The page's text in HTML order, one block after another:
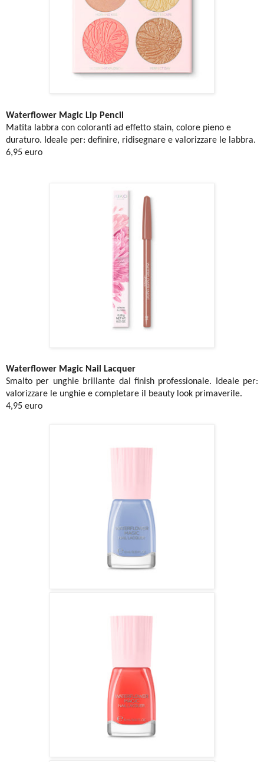
Waterflower Magic Lip Pencil
Matita labbra con coloranti ad effetto stain, colore pieno e
duraturo. Ideale per: definire, ridisegnare e valorizzare le labbra.
6,95 euro
Waterflower Magic Nail Lacquer
Smalto per unghie brillante dal finish professionale. Ideale per:
valorizzare le unghie e completare il beauty look primaverile.
4,95 euro